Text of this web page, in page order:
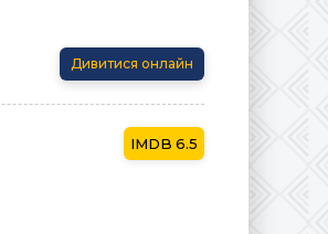
Дивитися онлайн
6.5